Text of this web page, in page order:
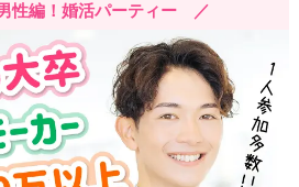
性編！婚活パーティー ／